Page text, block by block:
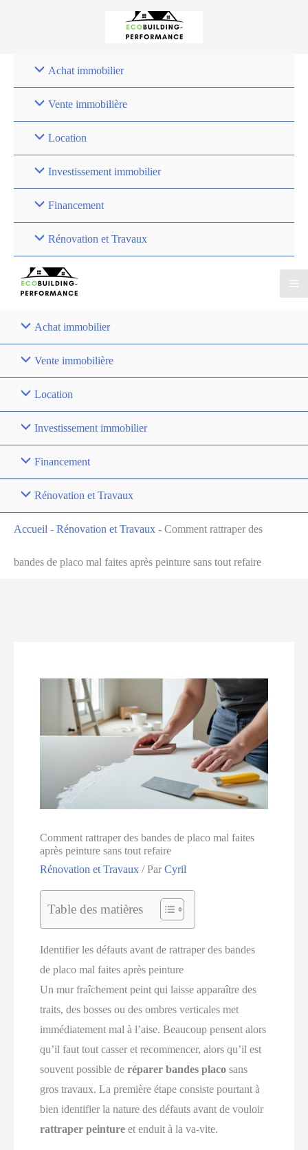
Achat immobilier
Vente immobilière
Location
Investissement immobilier
Financement
Rénovation et Travaux
Achat immobilier
Vente immobilière
Location
Investissement immobilier
Financement
Rénovation et Travaux
Accueil - Rénovation et Travaux - Comment rattraper des
bandes de placo mal faites après peinture sans tout refaire
Comment rattraper des bandes de placo mal faites
après peinture sans tout refaire
Rénovation et Travaux / ParCyril
Table des matières
Identifier les défauts avant de rattraper des bandes
de placo mal faites après peinture
Un mur fraîchement peint qui laisse apparaître des
traits, des bosses ou des ombres verticales met
immédiatement mal à l’aise. Beaucoup pensent alors
qu’il faut tout casser et recommencer, alors qu’il est
souvent possible deréparer bandes placo sans
gros travaux. La première étape consiste pourtant à
bien identifier la nature des défauts avant de vouloir
rattraper peinture et enduit à la va‑vite.